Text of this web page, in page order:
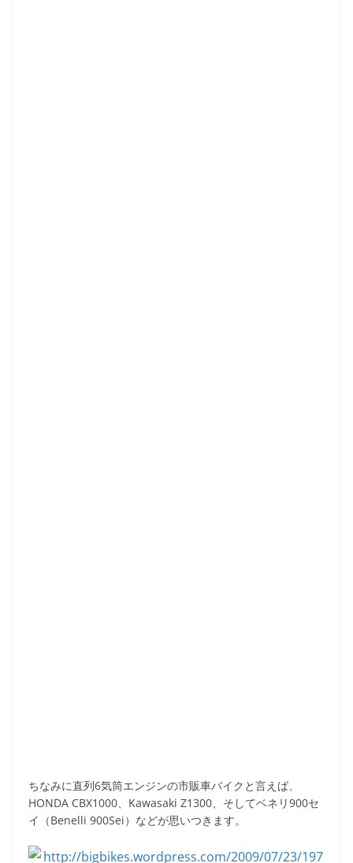
ちなみに直列6気筒エンジンの市販車バイクと言えば、
HONDA CBX1000、Kawasaki Z1300、そしてベネリ900セ
イ（Benelli 900Sei）などが思いつきます。